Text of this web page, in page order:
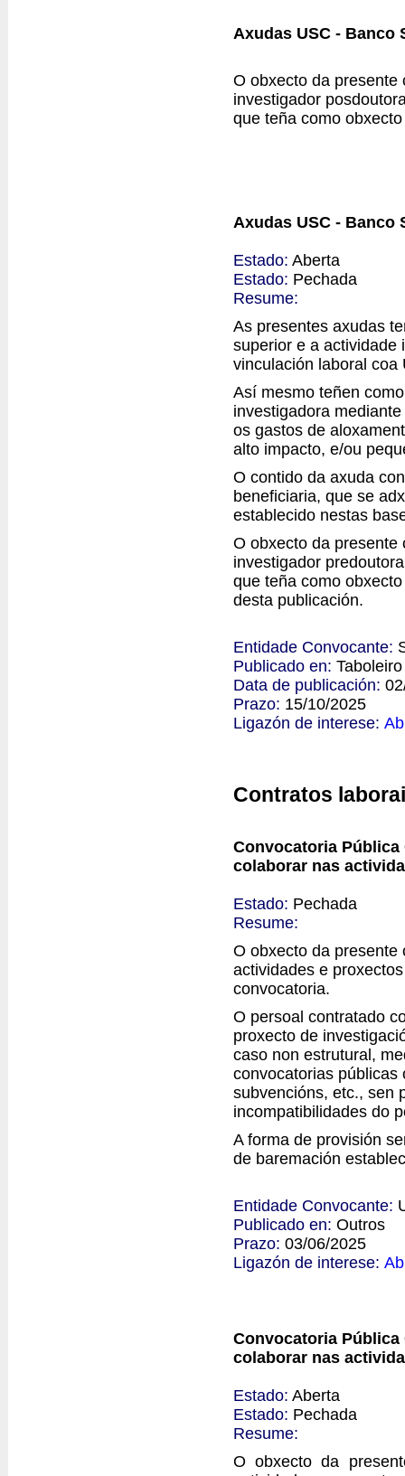
Axudas USC - Banco
O obxecto da presente
investigador
que teña como
Axudas USC - Banco
Estado: Aberta
Estado: Pechada
Resume:
As presentes axudas
superior e a actividade
vinculación laboral coa
Así mesmo teñen
investigadora
os gastos de
alto impacto, e/ou
O contido da axuda
beneficiaria, que se
establecido nestas
O obxecto da presente
investigador
que teña como
desta publicación.
Entidade Convocante:
Publicado en:
Data de publicación:
Prazo: 15/10/2025
Ligazón de interese:
Contratos
Convocatoria Pública
colaborar nas
Estado: Pechada
Resume:
O obxecto da presente
actividades e
convocatoria.
O persoal contratado
proxecto de
caso non estrutural,
convocatorias públicas
subvencións, etc., sen
incompatibilidades do
A forma de provisión
de baremación
Entidade Convocante:
Publicado en: Outros
Prazo: 03/06/2025
Ligazón de interese:
Convocatoria Pública
colaborar nas
Estado: Aberta
Estado: Pechada
Resume:
O obxecto da